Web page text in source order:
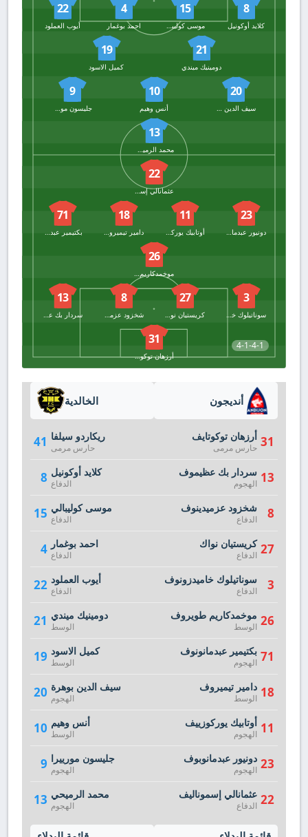
8
كلايد أوكونيل
15
موسى كوليبالي
4
احمد بوغمار
22
أيوب العملود
21
دومينيك ميندي
19
كميل الاسود
20
سيف الدين بوهرة
10
أنس وهيم
9
جليسون مورييرا
13
محمد الرميحي
4-1-4-1
22
عثمانالي إسموناليف
23
دونيور عبدمانوبوف
11
أوتابيك يوركوزييف
18
دامير تيميروف
71
بكتيمير عبدمانونوف
26
موخمدكاريم طويروف
3
سوناتيلوك خاميدزونوف
27
كريستيان نواك
8
شخزود عزميدينوف
13
سردار بك عظيموف
31
أرزهان توكوتايف
الخالدية
41 ريكاردو سيلفا
حارس مرمى
8 كلايد أوكونيل
الدفاع
15 موسى كوليبالي
الدفاع
4 احمد بوغمار
الدفاع
22 أيوب العملود
الدفاع
21 دومينيك ميندي
الوسط
19 كميل الاسود
الوسط
20 سيف الدين بوهرة
الهجوم
10 أنس وهيم
الوسط
9 جليسون مورييرا
الهجوم
13 محمد الرميحي
الهجوم
أنديجون
31 أرزهان توكوتايف
حارس مرمى
13 سردار بك عظيموف
الهجوم
8 شخزود عزميدينوف
الدفاع
27 كريستيان نواك
الدفاع
3 سوناتيلوك خاميدزونوف
الدفاع
26 موخمدكاريم طويروف
الوسط
71 بكتيمير عبدمانونوف
الهجوم
18 دامير تيميروف
الوسط
11 أوتابيك يوركوزييف
الهجوم
23 دونيور عبدمانوبوف
الهجوم
22 عثمانالي إسموناليف
الدفاع